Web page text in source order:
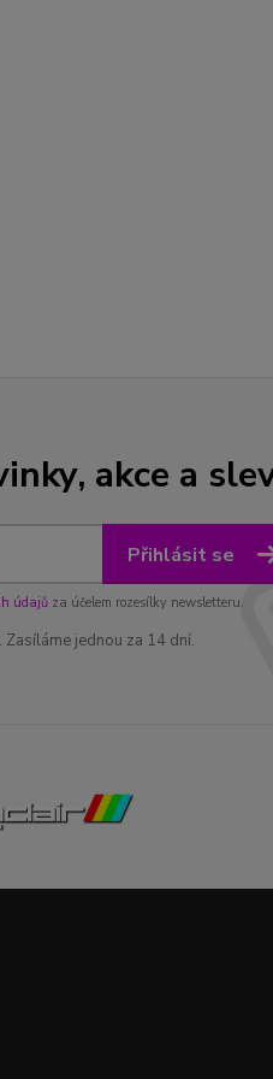
akce a
Přihlásit se
údajůza účelem rozesílky newsletteru.
jednou za 14 dní.